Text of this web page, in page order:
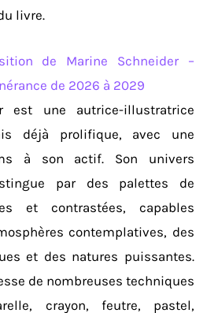
livre.
de Marine Schneider –
de 2026 à 2029
est une autrice-illustratrice
déjà prolifique, avec une
à son actif. Son univers
par des palettes de
et contrastées, capables
contemplatives, des
et des natures puissantes.
de nombreuses techniques
crayon, feutre, pastel,